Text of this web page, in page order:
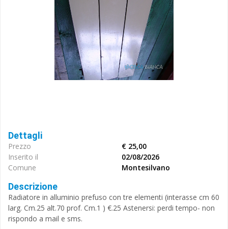
Dettagli
Prezzo
€ 25,00
Inserito il
02/08/2026
Comune
Montesilvano
Descrizione
Radiatore in alluminio prefuso con tre elementi (interasse cm 60
larg. Cm.25 alt.70 prof. Cm.1 ) €.25 Astenersi: perdi tempo- non
rispondo a mail e sms.